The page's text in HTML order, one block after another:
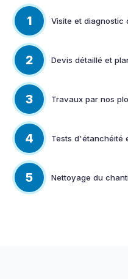
1 Visite et diagnostic
2 Devis détaillé et
3 Travaux par nos
4 Tests d'étanchéité
5 Nettoyage du